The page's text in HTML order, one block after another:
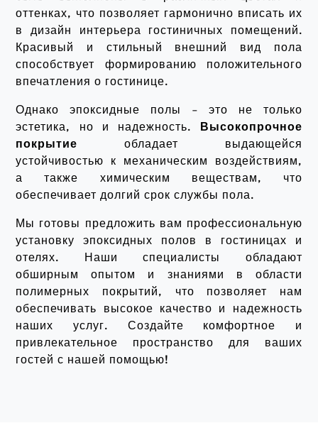
оттенках, что позволяет гармонично вписать их
в дизайн интерьера гостиничных помещений.
Красивый и стильный внешний вид пола
способствует формированию положительного
впечатления о гостинице.
Однако эпоксидные полы – это не только
эстетика, но и надежность.
Высокопрочное
покрытие обладает выдающейся
устойчивостью к механическим воздействиям,
а также химическим веществам, что
обеспечивает долгий срок службы пола.
Мы готовы предложить вам профессиональную
установку эпоксидных полов в гостиницах и
отелях. Наши специалисты обладают
обширным опытом и знаниями в области
полимерных покрытий, что позволяет нам
обеспечивать высокое качество и надежность
наших услуг. Создайте комфортное и
привлекательное пространство для ваших
гостей с нашей помощью!